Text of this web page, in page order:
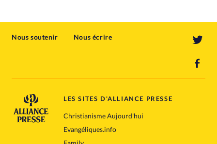
Nous soutenir Nous écrire
LES SITES D'ALLIANCE PRESSE
Christianisme Aujourd'hui
Evangéliques.info